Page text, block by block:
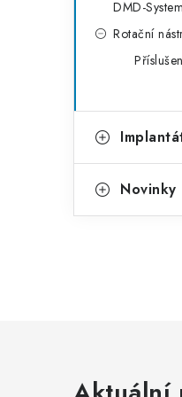
DMD-
Rotační
Novinky